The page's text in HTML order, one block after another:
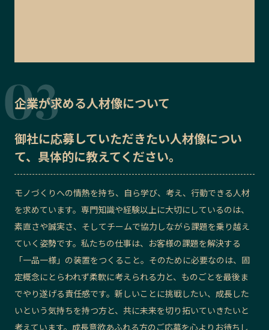
企業が求める人材像について
御社に応募していただきたい人材像につい
て、具体的に教えてください。
モノづくりへの情熱を持ち、自ら学び、考え、行動できる人材
を求めています。専門知識や経験以上に大切にしているのは、
素直さや誠実さ、そしてチームで協力しながら課題を乗り越え
ていく姿勢です。私たちの仕事は、お客様の課題を解決する
「一品一様」の装置をつくること。そのために必要なのは、固
定概念にとらわれず柔軟に考えられる力と、ものごとを最後ま
でやり遂げる責任感です。新しいことに挑戦したい、成長した
いという気持ちを持つ方と、共に未来を切り拓いていきたいと
考えています。成長意欲あふれる方のご応募を心よりお待ちし